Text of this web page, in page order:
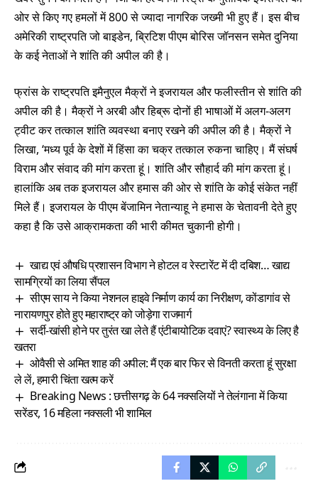
ओर से किए गए हमलों में 800 से ज्यादा नागरिक जख्मी भी हुए हैं। इस बीच
अमेरिकी राष्ट्रपति जो बाइडेन, ब्रिटिश पीएम बोरिस जॉनसन समेत दुनिया
के कई नेताओं ने शांति की अपील की है।
फ्रांस के राष्ट्रपति इमैनुएल मैक्रों ने इजरायल और फलीस्तीन से शांति की
अपील की है। मैक्रों ने अरबी और हिब्रू दोनों ही भाषाओं में अलग-अलग
ट्वीट कर तत्काल शांति व्यवस्था बनाए रखने की अपील की है। मैक्रों ने
लिखा, ‘मध्य पूर्व के देशों में हिंसा का चक्र तत्काल रुकना चाहिए। मैं संघर्ष
विराम और संवाद की मांग करता हूं। शांति और सौहार्द की मांग करता हूं।
हालांकि अब तक इजरायल और हमास की ओर से शांति के कोई संकेत नहीं
मिले हैं। इजरायल के पीएम बेंजामिन नेतान्याहू ने हमास के चेतावनी देते हुए
कहा है कि उसे आक्रामकता की भारी कीमत चुकानी होगी।
खाद्य एवं औषधि प्रशासन विभाग ने होटल व रेस्टारेंट में दी दबिश… खाद्य
सामग्रियों का लिया सैंपल
सीएम साय ने किया नेशनल हाइवे निर्माण कार्य का निरीक्षण, कोंडागांव से
नारायणपुर होते हुए महाराष्ट्र को जोड़ेगा राजमार्ग
सर्दी-खांसी होने पर तुरंत खा लेते हैं एंटीबायोटिक दवाएं? स्वास्थ्य के लिए है
खतरा
ओवैसी से अमित शाह की अपील: मैं एक बार फिर से विनती करता हूं सुरक्षा
ले लें, हमारी चिंता खत्म करें
Breaking News : छत्तीसगढ़ के 64 नक्सलियों ने तेलंगाना में किया
सरेंडर, 16 महिला नक्सली भी शामिल